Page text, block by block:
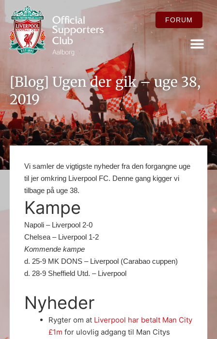
FORUM
[Blog] Ugen der gik – uge 38,
2019
Vi samler de vigtigste nyheder fra den forgangne uge
til jer omkring Liverpool FC. Denne gang kigger vi
tilbage på uge 38.
Kampe
Napoli – Liverpool 2-0
Chelsea – Liverpool 1-2
Kommende kampe
d. 25-9 MK DONS – Liverpool (Carabao cuppen)
d. 28-9 Sheffield Utd. – Liverpool
Nyheder
Rygter om at Liverpool har betalt Man City
£1m for ulovlig adgang til Man Citys